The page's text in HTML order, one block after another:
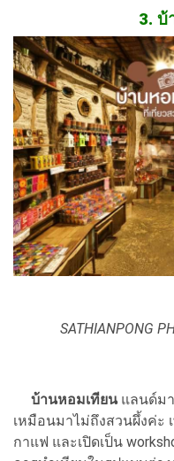
3. บ้
SATHIANPONG
บ้านหอมเทียนแลนด์ม
เหมือนมาไม่ถึงสวนผึ้งค่ะ
กาแฟ และเปิดเป็น